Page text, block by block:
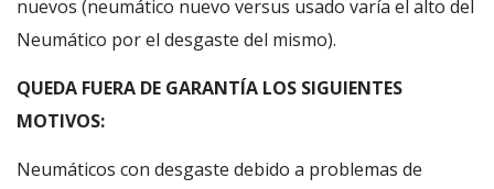
nuevos (neumático nuevo versus usado varía el alto del
Neumático por el desgaste del mismo).
QUEDA FUERA DE GARANTÍA LOS SIGUIENTES
MOTIVOS:
Neumáticos con desgaste debido a problemas de